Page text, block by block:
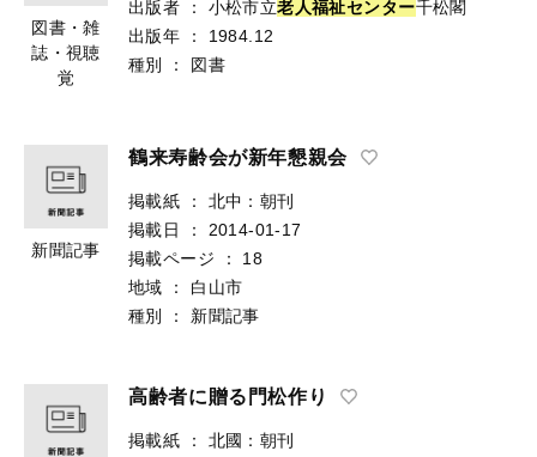
図書・雑
誌・視聴
覚
出版者
： 小松市立老 人福祉センター千松閣
出版年
：
1984.12
種別
： 図書
新聞記事
鶴来寿齢会が新年懇親会
掲載紙 ：
北中：朝刊
掲載日
：
2014-01-17
掲載ページ
：
18
地域
：
白山市
種別
： 新聞記事
高齢者に贈る門松作り
掲載紙 ：
北國：朝刊